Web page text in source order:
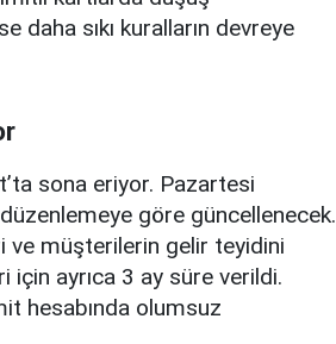
daha sıkı kuralların devreye
sona eriyor. Pazartesi
göre güncellenecek.
ve müşterilerin gelir teyidini
ayrıca 3 ay süre verildi.
hesabında olumsuz